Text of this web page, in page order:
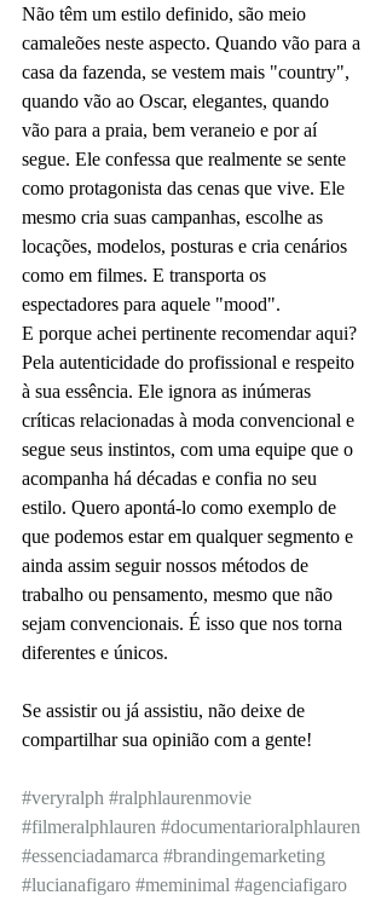
Não têm um estilo definido, são meio
camaleões neste aspecto. Quando vão para a
casa da fazenda, se vestem mais "country",
quando vão ao Oscar, elegantes, quando
vão para a praia, bem veraneio e por aí
segue. Ele confessa que realmente se sente
como protagonista das cenas que vive. Ele
mesmo cria suas campanhas, escolhe as
locações, modelos, posturas e cria cenários
como em filmes. E transporta os
espectadores para aquele "mood".
E porque achei pertinente recomendar aqui?
Pela autenticidade do profissional e respeito
à sua essência. Ele ignora as inúmeras
críticas relacionadas à moda convencional e
segue seus instintos, com uma equipe que o
acompanha há décadas e confia no seu
estilo. Quero apontá-lo como exemplo de
que podemos estar em qualquer segmento e
ainda assim seguir nossos métodos de
trabalho ou pensamento, mesmo que não
sejam convencionais. É isso que nos torna
diferentes e únicos.
Se assistir ou já assistiu, não deixe de
compartilhar sua opinião com a gente!
#veryralph #ralphlaurenmovie
#filmeralphlauren #documentarioralphlauren
#essenciadamarca #brandingemarketing
#lucianafigaro #meminimal #agenciafigaro